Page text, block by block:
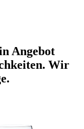
Angebot
Wir